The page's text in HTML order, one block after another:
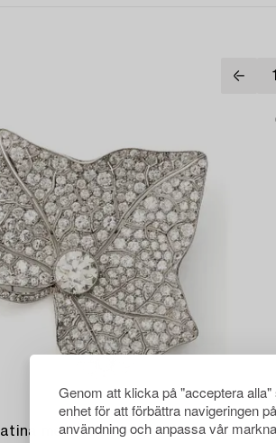
Genom att klicka på "acceptera
enhet för att förbättra navigeringen
användning och anpassa vår
1
Brosch platina med runda briljant- och åttkantslipade diamanter.